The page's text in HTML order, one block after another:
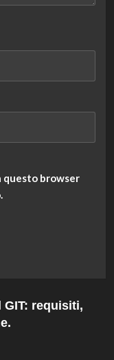
questo browser
GIT: requisiti,